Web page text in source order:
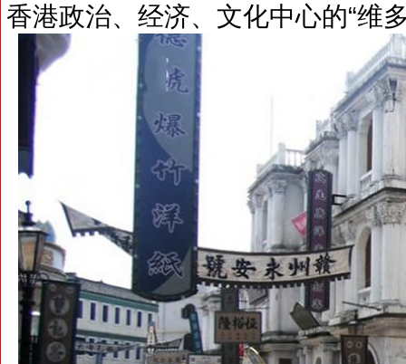
香港政治、经济、文化中心的“维